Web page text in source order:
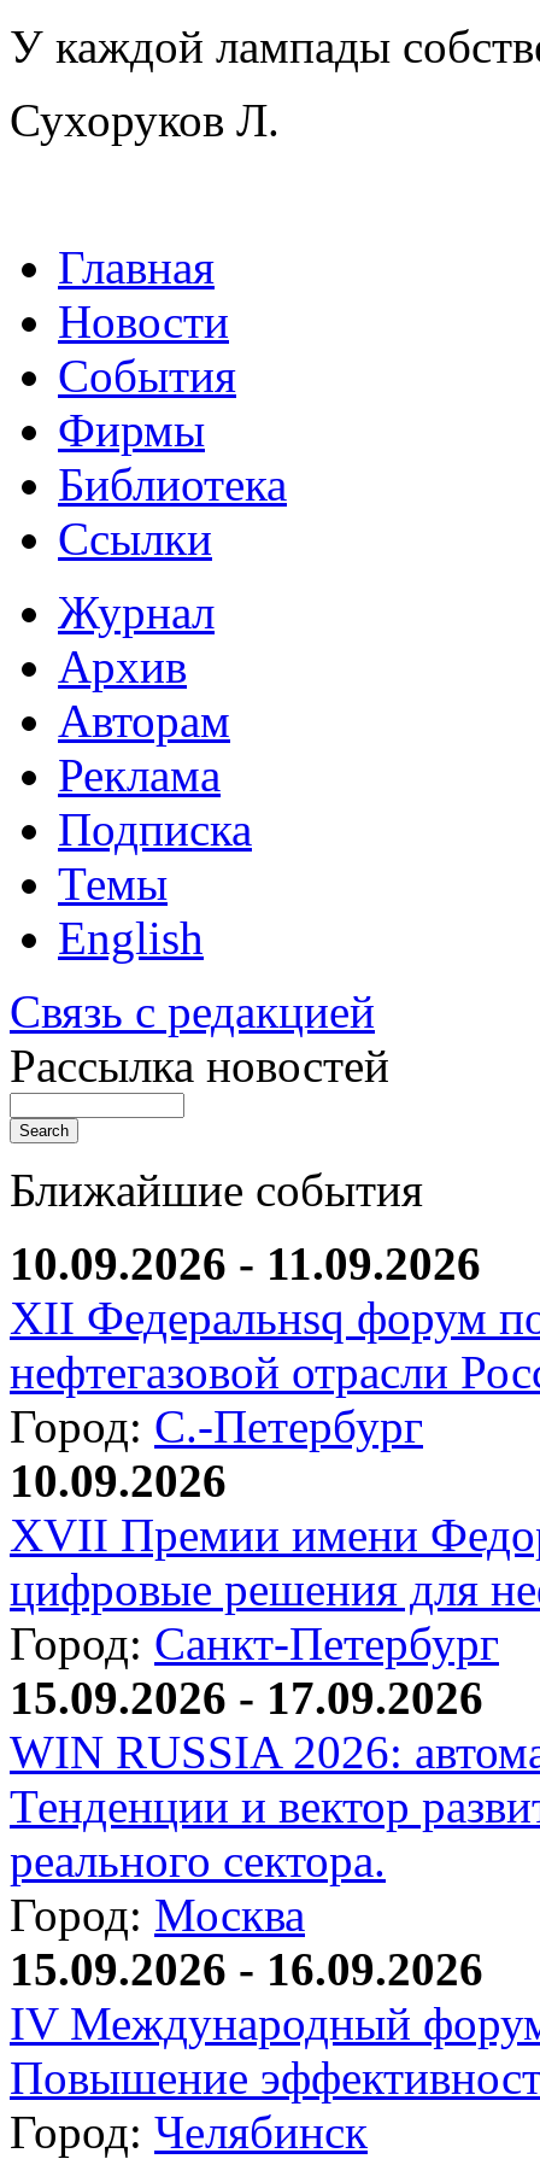
У каждой лампады
Сухоруков Л.
Главная
Новости
События
Фирмы
Библиотека
Ссылки
Журнал
Архив
Авторам
Реклама
Подписка
Темы
English
Связь с редакцией
Рассылка новостей
Ближайшие события
10.09.2026 - 11.09.2026
XII Федеральнsq форум
нефтегазовой отрасли
Город: С.-Петербург
10.09.2026
XVII Премии имени
цифровые решения для
Город: Санкт-Петербург
15.09.2026 - 17.09.2026
WIN RUSSIA 2026:
Тенденции и вектор
реального сектора.
Город: Москва
15.09.2026 - 16.09.2026
IV Международный
Повышение
Город: Челябинск